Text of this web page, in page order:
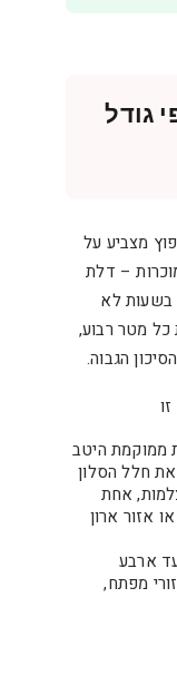
גודל
מצביע על
– דלת
בשעות לא
כל מטר רבוע,
הגבוה.
אחת ממוקמת היטב
חלל הסלון
מצלמות, אחת
אזור ארון
ארבע
מפתח,